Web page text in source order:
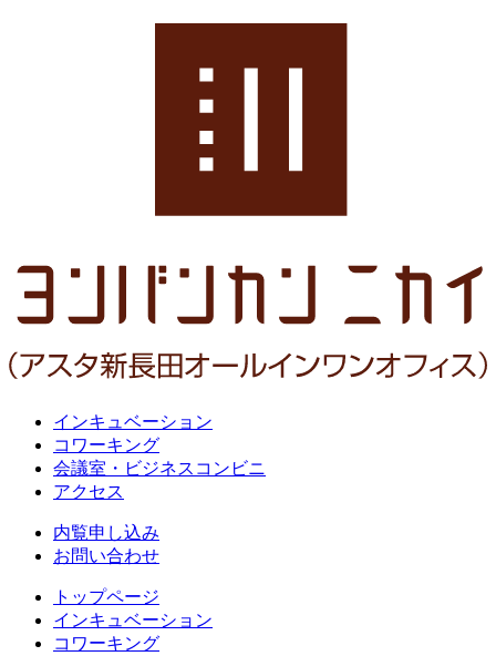
インキュベーション
コワーキング
会議室・ビジネスコンビニ
アクセス
内覧申し込み
お問い合わせ
トップページ
インキュベーション
コワーキング